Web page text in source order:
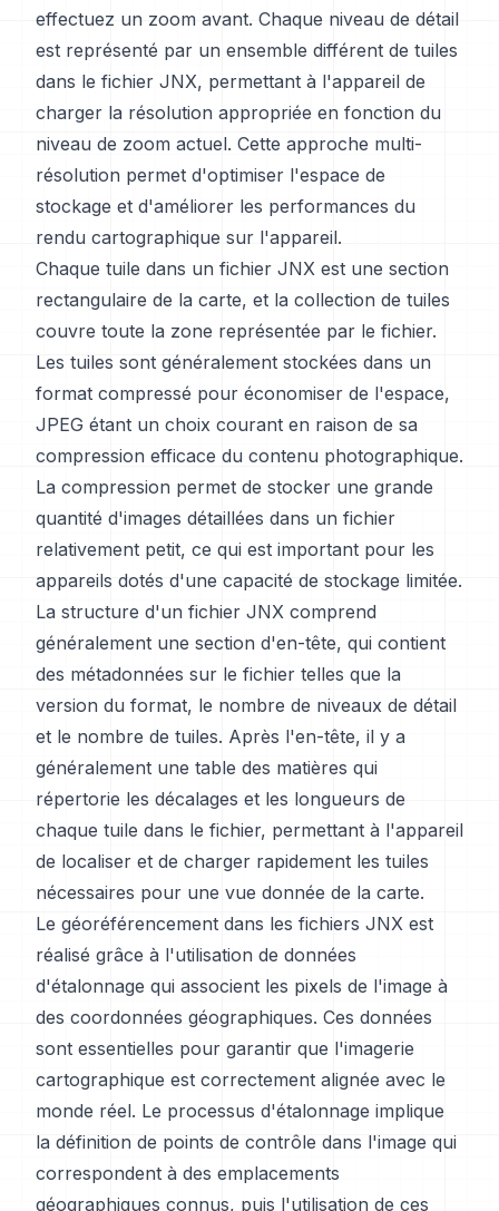
effectuez un zoom avant. Chaque niveau de détail
est représenté par un ensemble différent de tuiles
dans le fichier JNX, permettant à l'appareil de
charger la résolution appropriée en fonction du
niveau de zoom actuel. Cette approche multi-
résolution permet d'optimiser l'espace de
stockage et d'améliorer les performances du
rendu cartographique sur l'appareil.
Chaque tuile dans un fichier JNX est une section
rectangulaire de la carte, et la collection de tuiles
couvre toute la zone représentée par le fichier.
Les tuiles sont généralement stockées dans un
format compressé pour économiser de l'espace,
JPEG étant un choix courant en raison de sa
compression efficace du contenu photographique.
La compression permet de stocker une grande
quantité d'images détaillées dans un fichier
relativement petit, ce qui est important pour les
appareils dotés d'une capacité de stockage limitée.
La structure d'un fichier JNX comprend
généralement une section d'en-tête, qui contient
des métadonnées sur le fichier telles que la
version du format, le nombre de niveaux de détail
et le nombre de tuiles. Après l'en-tête, il y a
généralement une table des matières qui
répertorie les décalages et les longueurs de
chaque tuile dans le fichier, permettant à l'appareil
de localiser et de charger rapidement les tuiles
nécessaires pour une vue donnée de la carte.
Le géoréférencement dans les fichiers JNX est
réalisé grâce à l'utilisation de données
d'étalonnage qui associent les pixels de l'image à
des coordonnées géographiques. Ces données
sont essentielles pour garantir que l'imagerie
cartographique est correctement alignée avec le
monde réel. Le processus d'étalonnage implique
la définition de points de contrôle dans l'image qui
correspondent à des emplacements
géographiques connus, puis l'utilisation de ces